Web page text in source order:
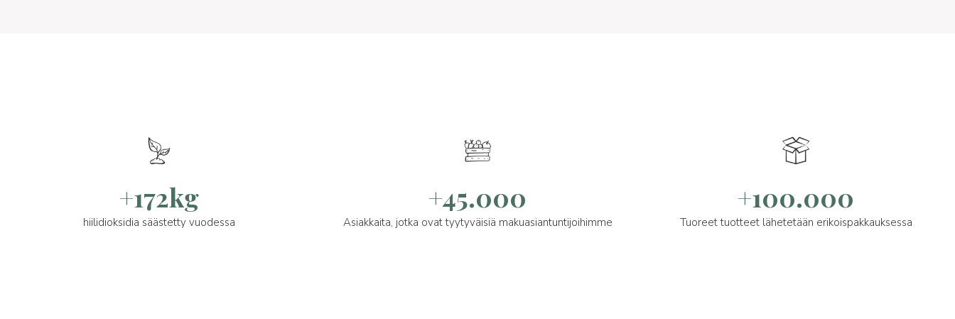
+172kg
hiilidioksidia säästetty vuodessa
+45.000
Asiakkaita, jotka ovat tyytyväisiä makuasiantuntijoihimme
+100.000
Tuoreet tuotteet lähetetään erikoispakkauksessa